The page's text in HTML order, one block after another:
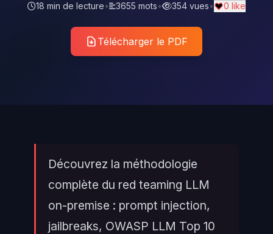
18 min de lecture• 3655 mots• 354 vues• 0 like
Télécharger le PDF
Découvrez la méthodologie
complète du red teaming LLM
on-premise : prompt injection,
jailbreaks, OWASP LLM Top 10